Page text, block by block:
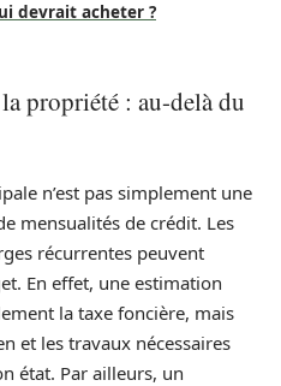
devrait acheter ?
propriété : au-delà du
n’est pas simplement une
mensualités de crédit. Les
récurrentes peuvent
En effet, une estimation
la taxe foncière, mais
et les travaux nécessaires
état. Par ailleurs, un